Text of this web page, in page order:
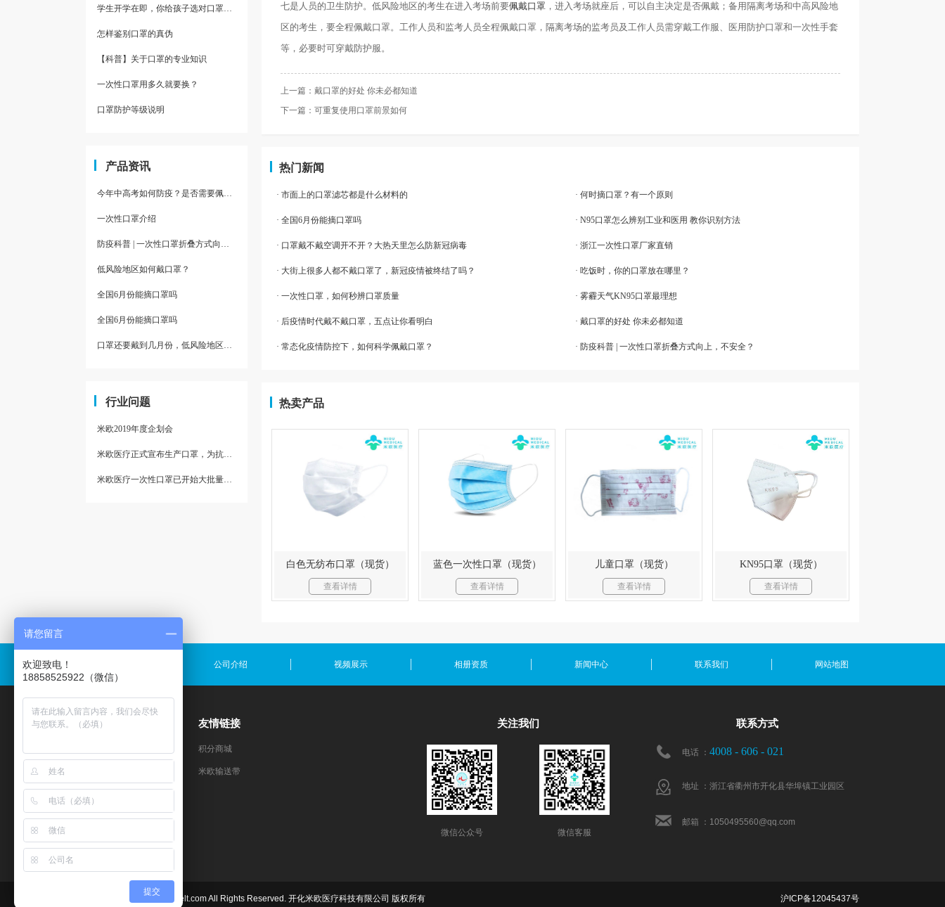
学生开学在即，你给孩子选对口罩了吗？这三点必须得知道
怎样鉴别口罩的真伪
【科普】关于口罩的专业知识
一次性口罩用多久就要换？
口罩防护等级说明
产品资讯
今年中高考如何防疫？是否需要佩戴口罩？
一次性口罩介绍
防疫科普 | 一次性口罩折叠方式向上，不安全？
低风险地区如何戴口罩？
全国6月份能摘口罩吗
全国6月份能摘口罩吗
口罩还要戴到几月份，低风险地区是否还要全天戴口罩
行业问题
米欧2019年度企划会
米欧医疗正式宣布生产口罩，为抗疫助力
米欧医疗一次性口罩已开始大批量量产
七是人员的卫生防护。低风险地区的考生在进入考场前要佩戴口罩 ，进入考场就座后，可以自主决定是否佩戴；备用隔离考场和中高风险地
区的考生，要全程佩戴口罩。工作人员和监考人员全程佩戴口罩，隔离考场的监考员及工作人员需穿戴工作服、医用防护口罩和一次性手套
等，必要时可穿戴防护服。
上一篇：戴口罩的好处 你未必都知道
下一篇：可重复使用口罩前景如何
热门新闻
· 市面上的口罩滤芯都是什么材料的 · 何时摘口罩？有一个原则
· 全国6月份能摘口罩吗 · N95口罩怎么辨别工业和医用 教你识别方法
· 口罩戴不戴空调开不开？大热天里怎么防新冠病毒 · 浙江一次性口罩厂家直销
· 大街上很多人都不戴口罩了，新冠疫情被终结了吗？ · 吃饭时，你的口罩放在哪里？
· 一次性口罩，如何秒辨口罩质量 · 雾霾天气KN95口罩最理想
· 后疫情时代戴不戴口罩，五点让你看明白 · 戴口罩的好处 你未必都知道
· 常态化疫情防控下，如何科学佩戴口罩？ · 防疫科普 | 一次性口罩折叠方式向上，不安全？
热卖产品
白色无纺布口罩（现货）
查看详情
蓝色一次性口罩（现货）
查看详情
儿童口罩（现货）
查看详情
KN95口罩（现货）
查看详情
公司介绍 视频展示 相册资质 新闻中心 联系我们 网站地图
热卖推荐 友情链接
积分商城
米欧输送带
关注我们
微信公众号 微信客服
联系方式
电话 ： 4008 - 606 - 021
地址 ：浙江省衢州市开化县华埠镇工业园区
邮箱 ：1050495560@qq.com
Copyright © 2026 mioubelt.com All Rights Reserved. 开化米欧医疗科技有限公司 版权所有 沪ICP备12045437号
请您留言
欢迎致电！
18858525922（微信）
提交